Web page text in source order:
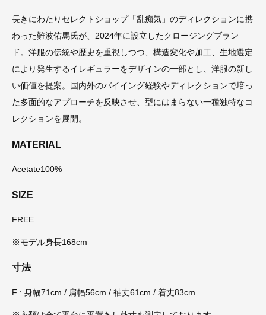
長きにわたりセレクトショップ「乱痴気」のディレクションに携
わった難波佑馬氏が、2024年に設立したクロージングブラン
ド。洋服の伝統や歴史を重視しつつ、構造変化や加工、生地選定
により発生するイレギュラーをデザインの一部とし、洋服の新し
い価値を提案。国内外のバイイング経験やディレクションで培っ
た多面的なアプローチを反映させ、型にはまらない一種独特なコ
レクションを展開。
MATERIAL
Acetate100%
SIZE
FREE
※モデル身長168cm
寸法
F : 身幅71cm / 肩幅56cm / 袖丈61cm / 着丈83cm